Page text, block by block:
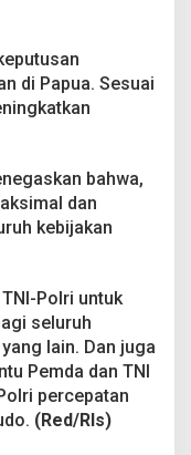
di Papua. Sesuai
bahwa,
dan
kebijakan
Polri untuk
seluruh
lain. Dan juga
Pemda dan TNI
percepatan
(Red/Rls)